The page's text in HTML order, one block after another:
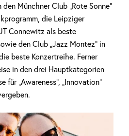
Münchner Club „Rote Sonne“
die Leipziger
Connewitz als beste
den Club „Jazz Montez“ in
beste Konzertreihe. Ferner
in den drei Hauptkategorien
für „Awareness“, „Innovation“